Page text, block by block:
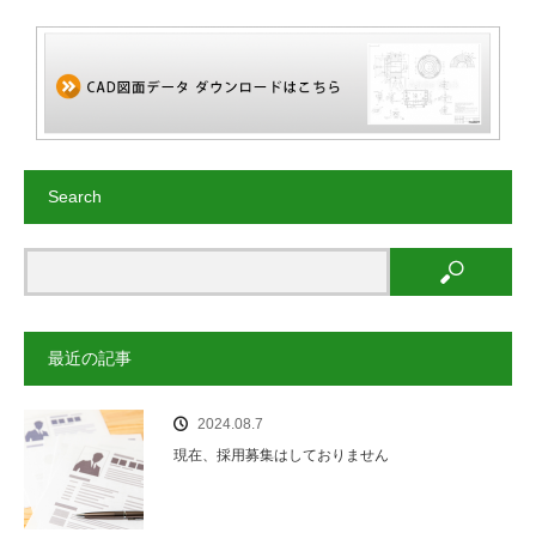
Search
最近の記事
2024.08.7
現在、採用募集はしておりません